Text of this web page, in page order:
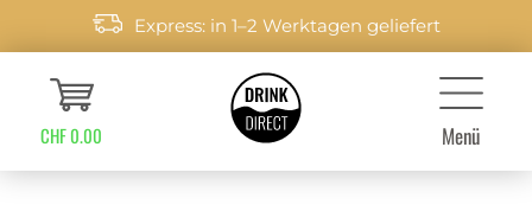
Express: in 1–2 Werktagen geliefert
CHF 0.00 Menü